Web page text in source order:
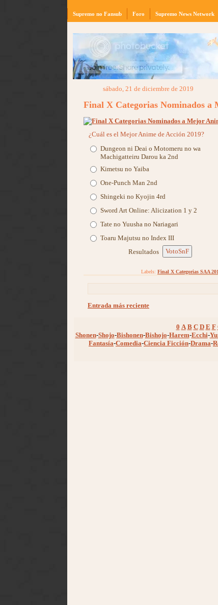
Supremo no Fansub Foro Supremo News Network
sábado, 21 de diciembre de 2019
Final X Categorias Nominados a
¿Cuál es el Mejor Anime de Acción 2019?
Dungeon ni Deai o Motomeru no wa
Machigatteiru Darou ka 2nd
Kimetsu no Yaiba
One-Punch Man 2nd
Shingeki no Kyojin 4rd
Sword Art Online: Alicization 1 y 2
Tate no Yuusha no Nariagari
Toaru Majutsu no Index III
Resultados
VotoSnF
Labels: Final X Categorias SAA
Entrada más reciente
0 A B C D E F
Shonen-Shojo-Bishonen-Bishojo-Harem-Ecchi-
Fantasía-Comedia-Ciencia Ficción-Drama-